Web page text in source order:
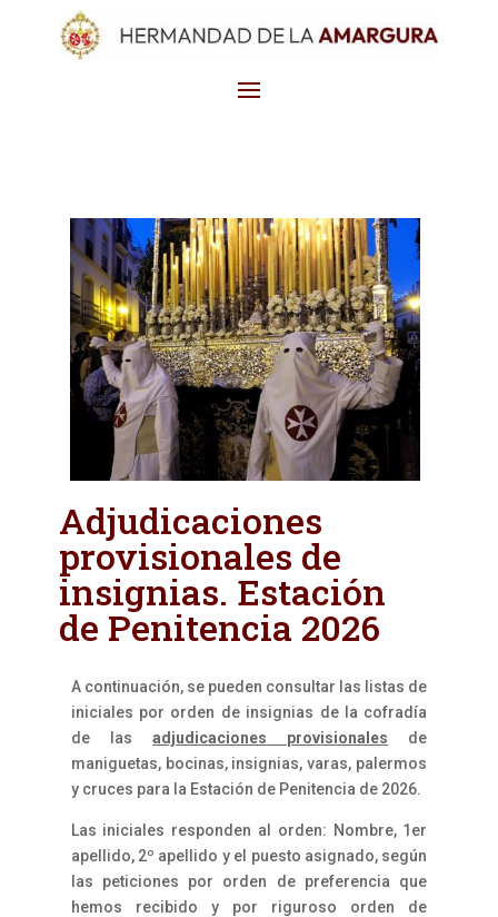
Adjudicaciones
provisionales de
insignias. Estación
de Penitencia 2026
A continuación, se pueden consultar las listas de
iniciales por orden de insignias de la cofradía
de las adjudicaciones provisionales de
maniguetas, bocinas, insignias, varas, palermos
y cruces para la Estación de Penitencia de 2026.
Las iniciales responden al orden: Nombre, 1er
apellido, 2º apellido y el puesto asignado, según
las peticiones por orden de preferencia que
hemos recibido y por riguroso orden de